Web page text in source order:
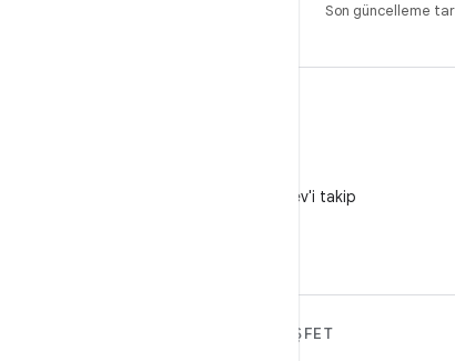
Son güncelleme
X'te @AndroidDev'i takip
KEŞFET